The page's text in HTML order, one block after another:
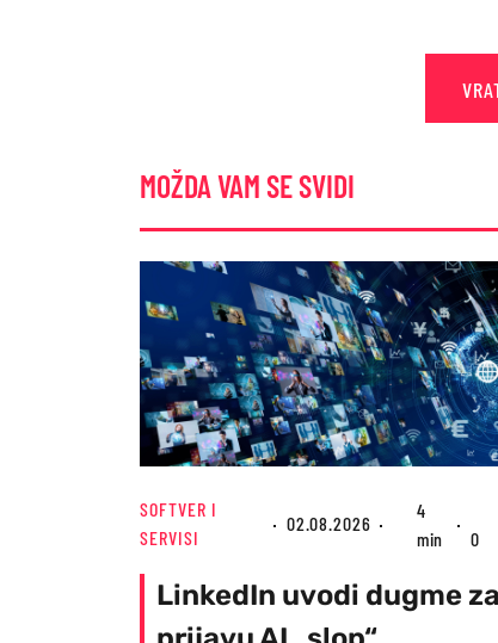
MOŽDA VAM SE SVIDI
SOFTVER I
SERVISI
02.08.2026
4
min
0
LinkedIn uvodi dugme za